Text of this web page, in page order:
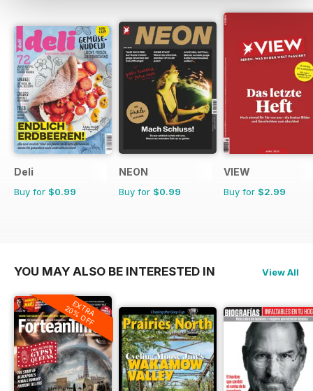
Deli
Buy for $0.99
NEON
Buy for $0.99
VIEW
Buy for $2.99
YOU MAY ALSO BE INTERESTED IN View All
EXTRA
20% OFF